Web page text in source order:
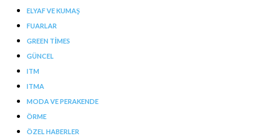
ELYAF VE KUMAŞ
FUARLAR
GREEN TIMES
GÜNCEL
ITM
ITMA
MODA VE PERAKENDE
ÖRME
ÖZEL HABERLER